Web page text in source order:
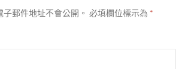
郵件地址不會公開。 必填欄位標示為 *